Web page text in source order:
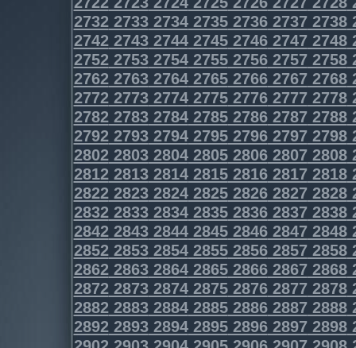
2732273327342735273627372738
2742274327442745274627472748
2752275327542755275627572758
2762276327642765276627672768
2772277327742775277627772778
2782278327842785278627872788
2792279327942795279627972798
2802280328042805280628072808
2812281328142815281628172818
2822282328242825282628272828
2832283328342835283628372838
2842284328442845284628472848
2852285328542855285628572858
2862286328642865286628672868
2872287328742875287628772878
2882288328842885288628872888
2892289328942895289628972898